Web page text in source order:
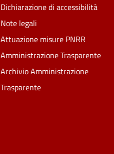
Dichiarazione di accessibilità
Note legali
Attuazione misure PNRR
Amministrazione Trasparente
Archivio Amministrazione
Trasparente